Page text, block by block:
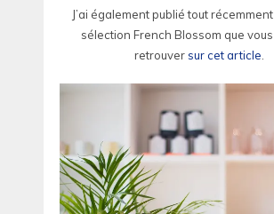
J’ai également publié tout
sélection French Blossom que
retrouversur cet article